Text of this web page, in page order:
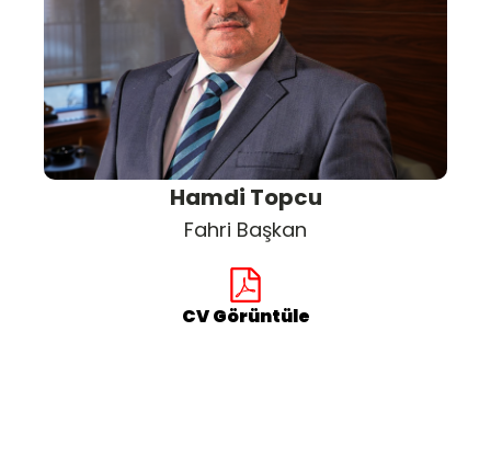
Hamdi Topcu
Fahri Başkan
CV Görüntüle